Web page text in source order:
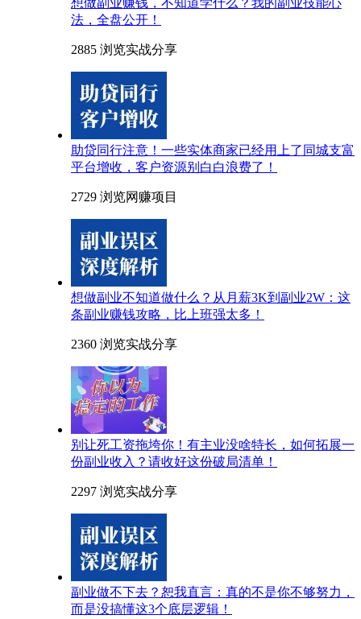
法，全盘公开！
2885 浏览实战分享
助贷同行注意！一些实体商家已经用上了同城支富
平台增收，客户资源别白白浪费了！
2729 浏览网赚项目
想做副业不知道做什么？从月薪3K到副业2W：这
条副业赚钱攻略，比上班强太多！
2360 浏览实战分享
别让死工资拖垮你！有主业没啥特长，如何拓展一
份副业收入？请收好这份破局清单！
2297 浏览实战分享
副业做不下去？恕我直言：真的不是你不够努力，
而是没搞懂这3个底层逻辑！